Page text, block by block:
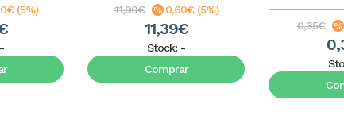
(5%)
-
11,99€ 0,60€ (5%)
11,39€
Stock: -
Comprar
0,35€